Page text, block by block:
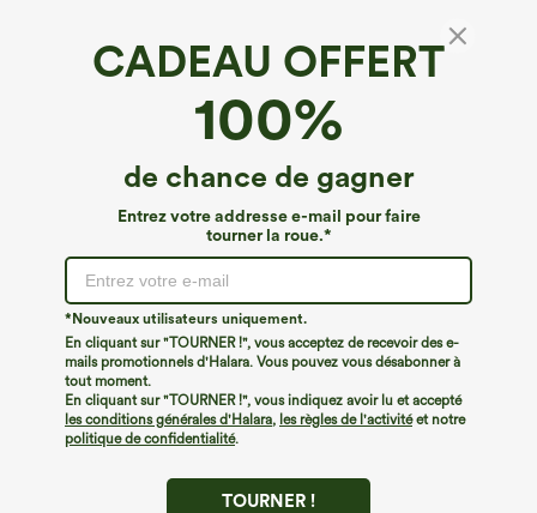
CADEAU OFFERT
100%
de chance de gagner
Entrez votre addresse e-mail pour faire
tourner la roue.*
*Nouveaux utilisateurs uniquement.
En cliquant sur "TOURNER !", vous acceptez de recevoir des e-
mails promotionnels d'Halara. Vous pouvez vous désabonner à
tout moment.
En cliquant sur "TOURNER !", vous indiquez avoir lu et accepté
les conditions générales d'Halara, les règles de l'activitéet notre
politique de confidentialité.
TOURNER !
T-shirt décontracté en maille à rayures, col
rond et manches courtes couvrant les épaules